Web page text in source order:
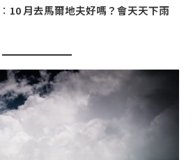
10 月去馬爾地夫好嗎？會天天下雨